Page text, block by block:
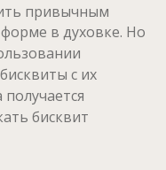
привычным
в духовке. Но
с их
бисквит